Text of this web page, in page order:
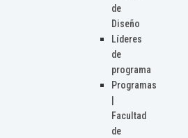
de
Diseño
Líderes
de
programa
Programas
Facultad
de